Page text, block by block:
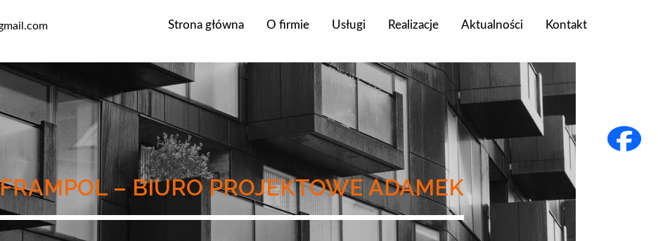
Strona główna O firmie Usługi Realizacje Aktualności Kontakt
– BIURO PROJEKTOWE ADAMEK